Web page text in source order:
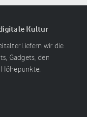
Kultur
liefern wir die
Gadgets, den